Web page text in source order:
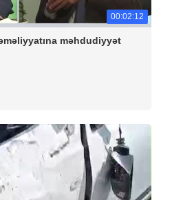
00:02:12
məhdudiyyət